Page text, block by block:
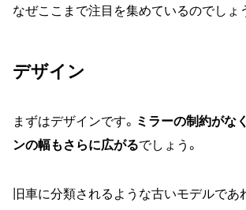
なぜここまで注目を集めているのでしょ
デザイン
まずはデザインです。 ミラーの制約がな
ンの幅もさらに広がるでしょう。
旧車に分類されるような古いモデルであ